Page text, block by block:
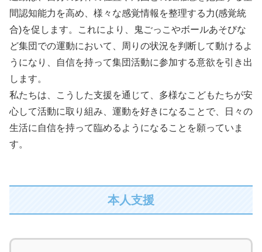
間認知能力を高め、様々な感覚情報を整理する力(感覚統
合)を促します。これにより、鬼ごっこやボールあそびな
ど集団での運動において、周りの状況を判断して動けるよ
うになり、自信を持って集団活動に参加する意欲を引き出
します。
私たちは、こうした支援を通じて、多様なこどもたちが安
心して活動に取り組み、運動を好きになることで、日々の
生活に自信を持って臨めるようになることを願っていま
す。
本人支援